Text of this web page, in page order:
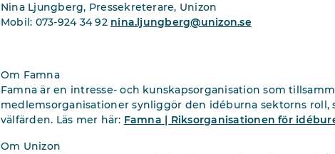
Nina Ljungberg, Pressekreterare, Unizon
Mobil: 073-924 34 92 nina.ljungberg@unizon.se
Om Famna
Famna är en intresse- och kunskapsorganisation som
medlemsorganisationer synliggör den idéburna sektorns roll,
välfärden. Läs mer här: Famna | Riksorganisationen för
Om Unizon